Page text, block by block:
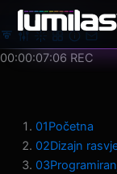
Preskoči
na
sadržaj
MENU
00:00:09:18 REC
01Početna
02Dizajn
03